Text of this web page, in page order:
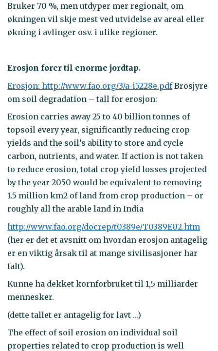
Bruker 70 %, men utdyper mer regionalt, om
økningen vil skje mest ved utvidelse av areal eller
økning i avlinger osv. i ulike regioner.
Erosjon fører til enorme jordtap.
Erosjon: http://www.fao.org/3/a-i5228e.pdfBrosjyre
om soil degradation – tall for erosjon:
Erosion carries away 25 to 40 billion tonnes of
topsoil every year, significantly reducing crop
yields and the soil’s ability to store and cycle
carbon, nutrients, and water. If action is not taken
to reduce erosion, total crop yield losses projected
by the year 2050 would be equivalent to removing
1.5 million km2 of land from crop production – or
roughly all the arable land in India
http://www.fao.org/docrep/t0389e/T0389E02.htm
(her er det et avsnitt om hvordan erosjon antagelig
er en viktig årsak til at mange sivilisasjoner har
falt).
Kunne ha dekket kornforbruket til 1,5 milliarder
mennesker.
(dette tallet er antagelig for lavt …)
The effect of soil erosion on individual soil
properties related to crop production is well